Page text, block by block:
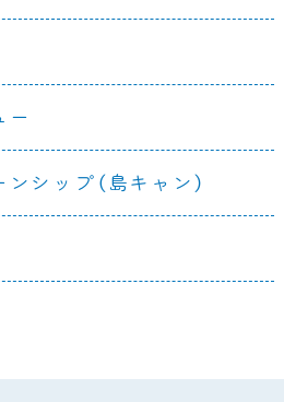
ー
シップ（島キャン）